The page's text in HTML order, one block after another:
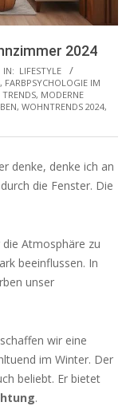
2024
IN: LIFESTYLE
, FARBPSYCHOLOGIE IM
, MODERNE
, WOHNTRENDS 2024,
denke, denke ich an
die Fenster. Die
Atmosphäre zu
beeinflussen. In
unser
wir eine
im Winter. Der
beliebt. Er bietet
.